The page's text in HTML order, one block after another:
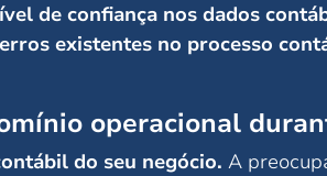
de confiança nos dados
existentes no processo
operacional
do seu negócio. A